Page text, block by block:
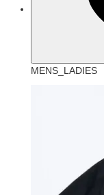
MENS_LADIES